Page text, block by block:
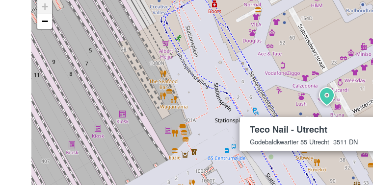
Teco Nail - Utrecht
Godebaldkwartier 55 Utrecht 3511 DN
+
−